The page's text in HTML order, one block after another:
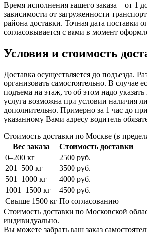
Время исполнения вашего заказа – от 1
зависимости от загруженности
района доставки. Точная дата поставки
согласовывается с вами в момент
Условия и стоимость
Доставка осуществляется до подъезда.
организовать самостоятельно. В случае
подъема на этаж, то об этом надо указать
услуга возможна при условии наличия
дополнительно. Примерно за 1 час до
указанному Вами адресу водитель
Стоимость доставки по Москве (в
Вес заказа
Стоимость доставки
0–200 кг
2500 руб.
201–500 кг
3500 руб.
501–1000 кг
4000 руб.
1001–1500 кг
4500 руб.
Свыше 1500 кг По согласованию
Стоимость доставки по Московской
индивидуально.
Вы можете забрать ваш заказ